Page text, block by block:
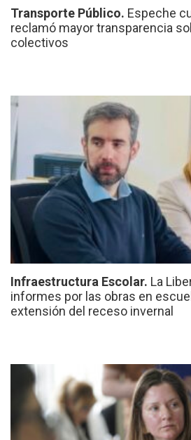
Transporte Público. Espeche
reclamó mayor transparencia
colectivos
Infraestructura Escolar. La
informes por las obras en
extensión del receso invernal